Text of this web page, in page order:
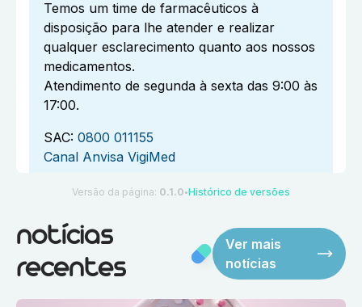
Temos um time de farmacêuticos à
disposição para lhe atender e realizar
qualquer esclarecimento quanto aos nossos
medicamentos.
Atendimento de segunda à sexta das 9:00 às
17:00.
SAC: 0800 011155
Canal Anvisa VigiMed
Versão da página: 0.1.0 ●Histórico de versões
notícias
recentes
Ver mais
notícias